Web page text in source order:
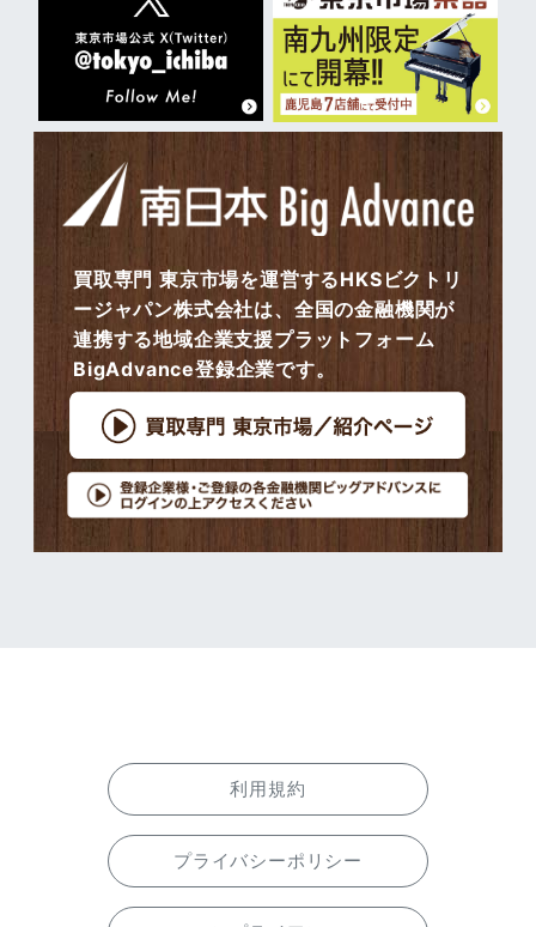
買取専門 東京市場を運営するHKSビクトリ
ージャパン株式会社は、全国の金融機関が
連携する地域企業支援プラットフォーム
BigAdvance登録企業です。
利用規約
プライバシーポリシー